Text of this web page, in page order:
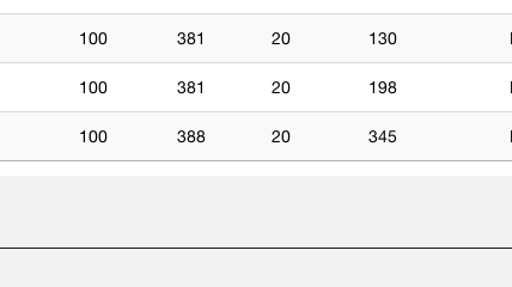
100 381 20 130
100 381 20 198
100 388 20 345